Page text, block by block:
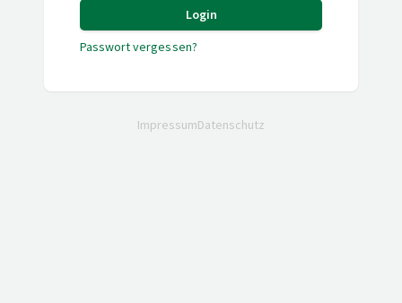
Login
Passwort vergessen?
ImpressumDatenschutz